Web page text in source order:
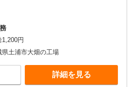
1,200円
県土浦市大畑の工場
詳細を見る